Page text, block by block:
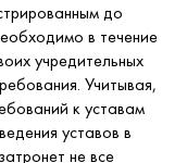
до
в течение
учредительных
Учитывая,
к уставам
уставов в
не все